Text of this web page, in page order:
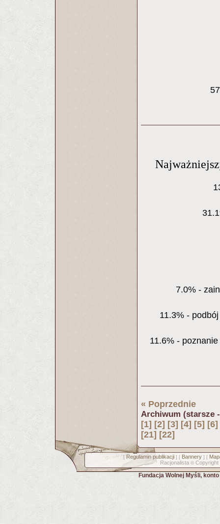
7.0% -
11.3% -
11.6% -
« Poprzednie
Archiwum (starsze
[1] [2] [3] [4] [5] [6]
[21] [22]
[ Regulamin publikacji] [ Bannery] [
Racjonalista © Copyright
Fundacja Wolnej Myśli,